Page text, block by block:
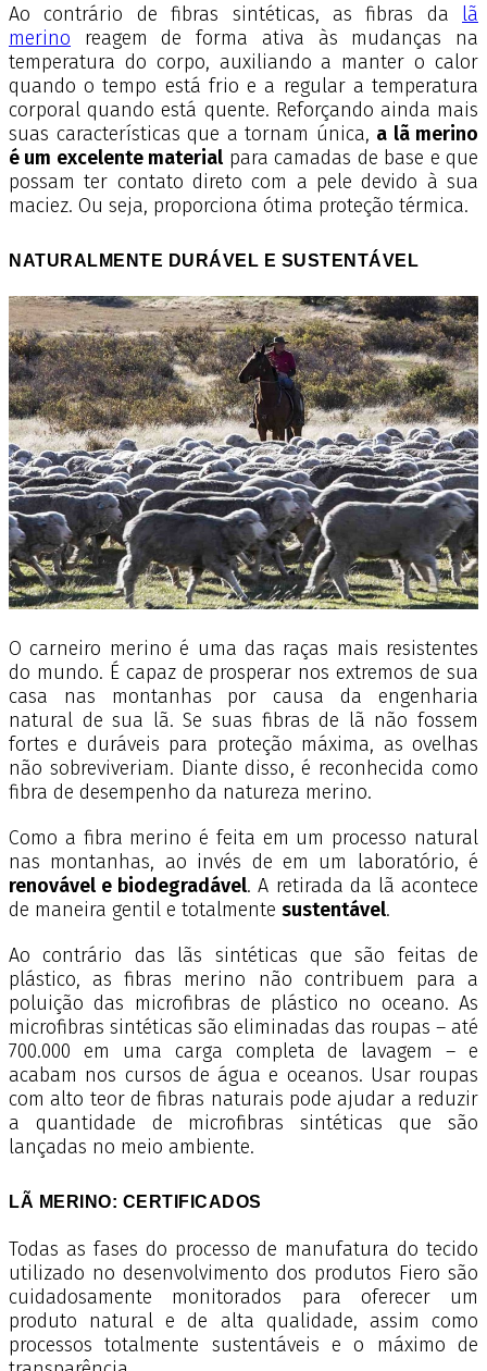
Ao contrário de fibras sintéticas, as fibras da lã
merino reagem de forma ativa às mudanças na
temperatura do corpo, auxiliando a manter o calor
quando o tempo está frio e a regular a temperatura
corporal quando está quente. Reforçando ainda mais
suas características que a tornam única, a lã merino
é um excelente material para camadas de base e que
possam ter contato direto com a pele devido à sua
maciez. Ou seja, proporciona ótima proteção térmica.
NATURALMENTE DURÁVEL E SUSTENTÁVEL
O carneiro merino é uma das raças mais resistentes
do mundo. É capaz de prosperar nos extremos de sua
casa nas montanhas por causa da engenharia
natural de sua lã. Se suas fibras de lã não fossem
fortes e duráveis para proteção máxima, as ovelhas
não sobreviveriam. Diante disso, é reconhecida como
fibra de desempenho da natureza merino.
Como a fibra merino é feita em um processo natural
nas montanhas, ao invés de em um laboratório, é
renovável e biodegradável. A retirada da lã acontece
de maneira gentil e totalmente sustentável.
Ao contrário das lãs sintéticas que são feitas de
plástico, as fibras merino não contribuem para a
poluição das microfibras de plástico no oceano. As
microfibras sintéticas são eliminadas das roupas – até
700.000 em uma carga completa de lavagem – e
acabam nos cursos de água e oceanos. Usar roupas
com alto teor de fibras naturais pode ajudar a reduzir
a quantidade de microfibras sintéticas que são
lançadas no meio ambiente.
LÃ MERINO: CERTIFICADOS
Todas as fases do processo de manufatura do tecido
utilizado no desenvolvimento dos produtos Fiero são
cuidadosamente monitorados para oferecer um
produto natural e de alta qualidade, assim como
processos totalmente sustentáveis e o máximo de